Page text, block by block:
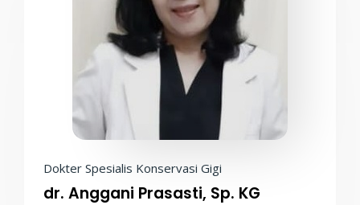
Dokter Spesialis Konservasi Gigi
dr. Anggani Prasasti, Sp. KG